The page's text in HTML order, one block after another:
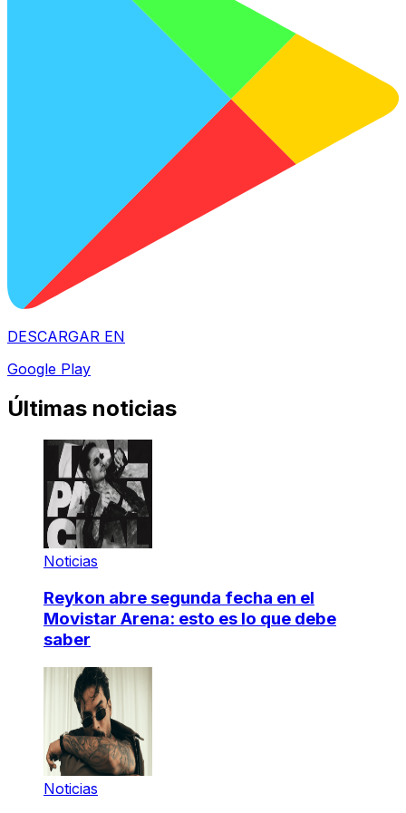
DESCARGAR EN
Google Play
Últimas noticias
Noticias
Reykon abre segunda fecha en el
Movistar Arena: esto es lo que debe
saber
Noticias